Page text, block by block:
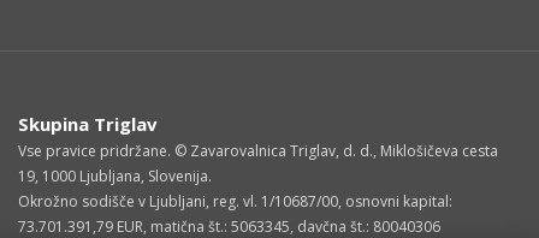
Skupina Triglav
Vse pravice pridržane. © Zavarovalnica Triglav, d. d., Miklošičeva cesta
19, 1000 Ljubljana, Slovenija.
Okrožno sodišče v Ljubljani, reg. vl. 1/10687/00, osnovni kapital:
73.701.391,79 EUR, matična št.: 5063345, davčna št.: 80040306